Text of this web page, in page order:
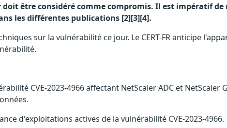
être considéré comme compromis. Il est impératif
les différentes publications [2][3][4].
sur la vulnérabilité ce jour. Le CERT-FR anticipe
CVE-2023-4966 affectant NetScaler ADC et NetScaler
d'exploitations actives de la vulnérabilité CVE-2023-4966.